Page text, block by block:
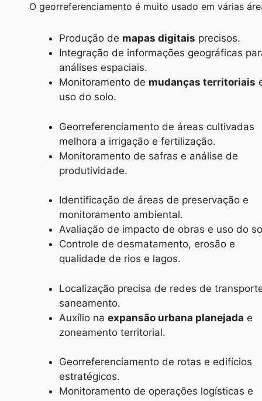
O georreferenciamento é muito usado em várias
Produção de mapas digitais precisos.
Integração de informações geográficas
análises espaciais.
Monitoramento de mudanças territoriais
uso do solo.
Georreferenciamento de áreas cultivadas
melhora a irrigação e fertilização.
Monitoramento de safras e análise de
produtividade.
Identificação de áreas de preservação e
monitoramento ambiental.
Avaliação de impacto de obras e uso do
Controle de desmatamento, erosão e
qualidade de rios e lagos.
Localização precisa de redes de
saneamento.
Auxílio na expansão urbana planejada e
zoneamento territorial.
Georreferenciamento de rotas e edifícios
estratégicos.
Monitoramento de operações logísticas e